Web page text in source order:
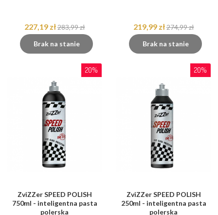
227,19 zł283,99 zł
Brak na stanie
219,99 zł274,99 zł
Brak na stanie
20%
ZviZZer SPEED POLISH
750ml - inteligentna pasta
polerska
20%
ZviZZer SPEED POLISH
250ml - inteligentna pasta
polerska